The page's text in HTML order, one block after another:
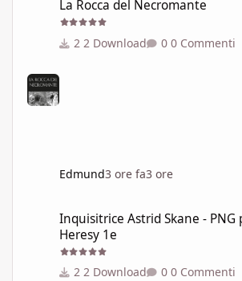
La Rocca del Necromante
2 Download 0 Commenti
Edmund3 ore fa3 ore
Inquisitrice Astrid Skane - PNG
Heresy 1e
2 Download 0 Commenti